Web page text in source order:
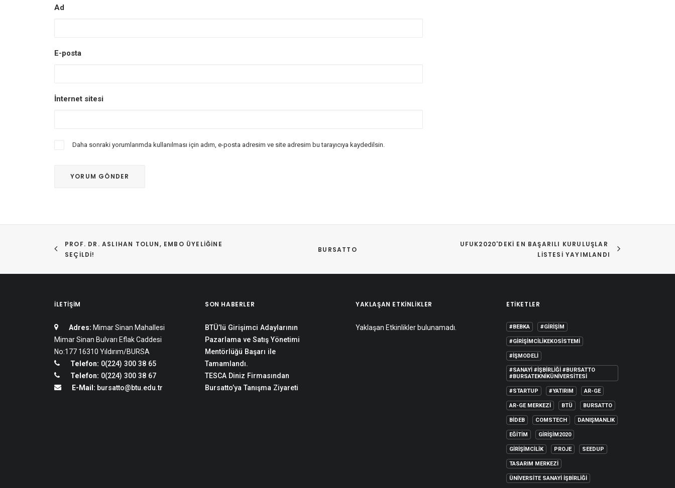
Ad
E-posta
İnternet sitesi
Daha sonraki yorumlarımda kullanılması için adım, e-posta adresim ve site adresim bu tarayıcıya kaydedilsin.
PROF. DR. ASLIHAN TOLUN, EMBO ÜYELIĞINE
SEÇILDI!
BURSATTO
UFUK2020'DEKI EN BAŞARILI KURULUŞLAR
LISTESI YAYIMLANDI
İLETIŞIM
Adres: Mimar Sinan Mahallesi
Mimar Sinan Bulvarı Eflak Caddesi
No:177 16310 Yıldırım/BURSA
Telefon: 0(224) 300 38 65
Telefon: 0(224) 300 38 67
E-Mail: bursatto@btu.edu.tr
SON HABERLER
BTÜ’lü Girişimci Adaylarının
Pazarlama ve Satış Yönetimi
Mentörlüğü Başarı ile
Tamamlandı.
TESCA Diniz Firmasından
Bursatto’ya Tanışma Ziyareti
YAKLAŞAN ETKINLIKLER
Yaklaşan Etkinlikler bulunamadı.
ETIKETLER
#BEBKA #GIRIŞIM
#GIRIŞIMCILIKEKOSISTEMI
#IŞMODELI
#SANAYI #IŞBIRLIĞI #BURSATTO
#BURSATEKNIKÜNIVERSITESI
#STARTUP #YATIRIM AR-GE
AR-GE MERKEZI BTÜ BURSATTO
BİDEB COMSTECH DANIŞMANLIK
EĞITIM GIRIŞIM2020
GIRIŞIMCILIK PROJE SEEDUP
TASARIM MERKEZI
ÜNIVERSITE SANAYI İŞBIRLIĞI